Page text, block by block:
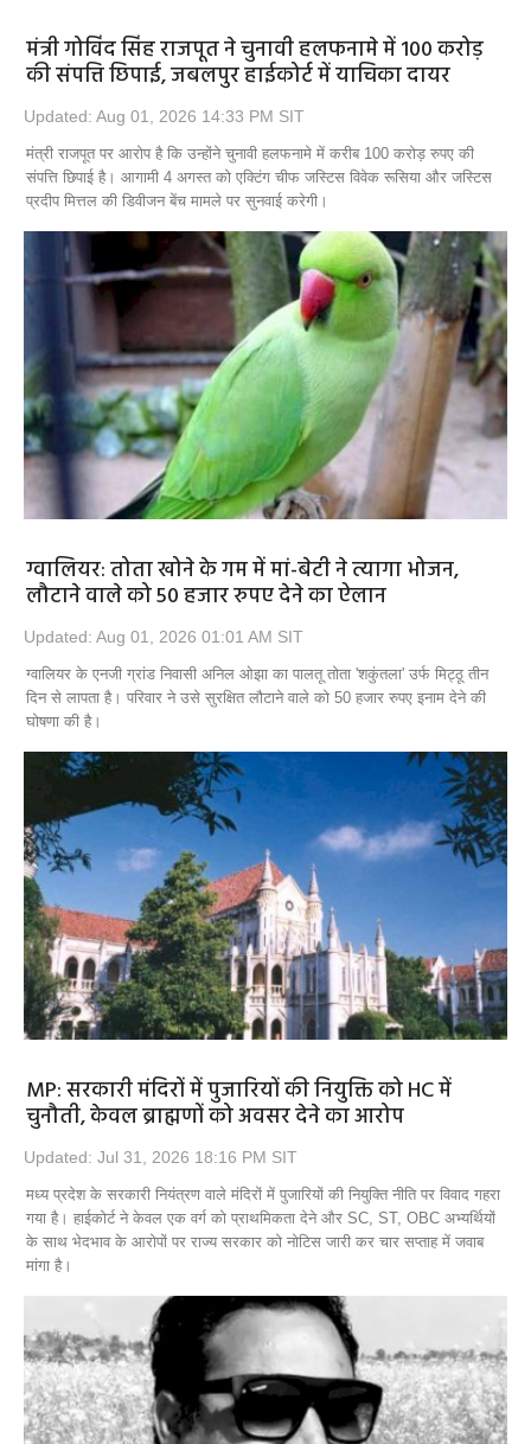
मंत्री गोविंद सिंह राजपूत ने चुनावी हलफनामे में 100 करोड़
की संपत्ति छिपाई, जबलपुर हाईकोर्ट में याचिका दायर
Updated: Aug 01, 2026 14:33 PM SIT
मंत्री राजपूत पर आरोप है कि उन्होंने चुनावी हलफनामे में करीब 100 करोड़ रुपए की
संपत्ति छिपाई है। आगामी 4 अगस्त को एक्टिंग चीफ जस्टिस विवेक रूसिया और जस्टिस
प्रदीप मित्तल की डिवीजन बेंच मामले पर सुनवाई करेगी।
ग्वालियर: तोता खोने के गम में मां-बेटी ने त्यागा भोजन,
लौटाने वाले को 50 हजार रुपए देने का ऐलान
Updated: Aug 01, 2026 01:01 AM SIT
ग्वालियर के एनजी ग्रांड निवासी अनिल ओझा का पालतू तोता 'शकुंतला' उर्फ मिट्ठू तीन
दिन से लापता है। परिवार ने उसे सुरक्षित लौटाने वाले को 50 हजार रुपए इनाम देने की
घोषणा की है।
MP: सरकारी मंदिरों में पुजारियों की नियुक्ति को HC में
चुनौती, केवल ब्राह्मणों को अवसर देने का आरोप
Updated: Jul 31, 2026 18:16 PM SIT
मध्य प्रदेश के सरकारी नियंत्रण वाले मंदिरों में पुजारियों की नियुक्ति नीति पर विवाद गहरा
गया है। हाईकोर्ट ने केवल एक वर्ग को प्राथमिकता देने और SC, ST, OBC अभ्यर्थियों
के साथ भेदभाव के आरोपों पर राज्य सरकार को नोटिस जारी कर चार सप्ताह में जवाब
मांगा है।